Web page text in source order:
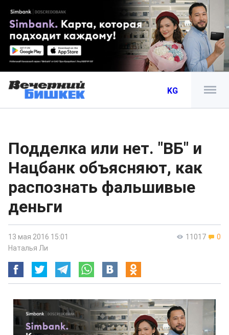
KG
Подделка или нет. "ВБ" и
Нацбанк объясняют, как
распознать фальшивые
деньги
11017 0
13 мая 2016 15:01
Наталья Ли